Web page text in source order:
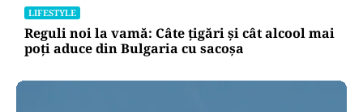
LIFESTYLE
Reguli noi la vamă: Câte țigări și cât alcool mai
poți aduce din Bulgaria cu sacoșa